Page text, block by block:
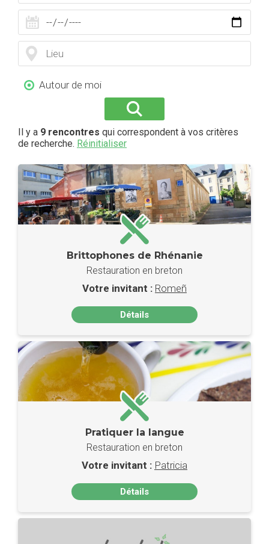
Autour de moi
Il y a 9 rencontres qui correspondent à vos critères
de recherche. Réinitialiser
Brittophones de Rhénanie
Restauration en breton
Votre invitant : Romeñ
Détails
Pratiquer la langue
Restauration en breton
Votre invitant : Patricia
Détails